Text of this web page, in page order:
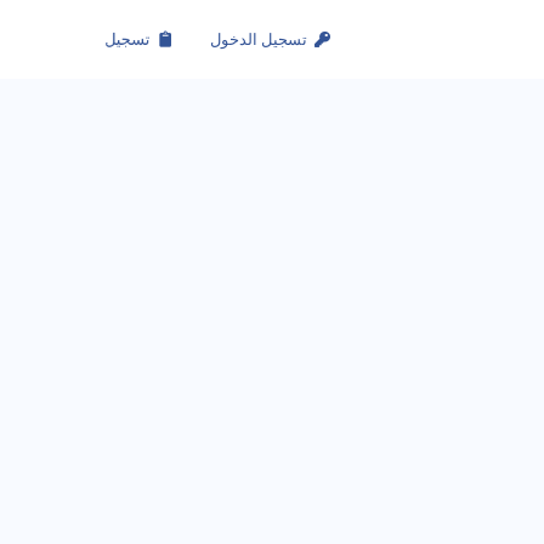
تسجيل الدخول تسجيل